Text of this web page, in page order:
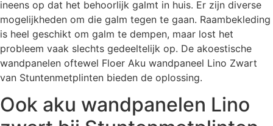
ineens op dat het behoorlijk galmt in huis. Er zijn diverse
mogelijkheden om die galm tegen te gaan. Raambekleding
is heel geschikt om galm te dempen, maar lost het
probleem vaak slechts gedeeltelijk op. De akoestische
wandpanelen oftewel Floer Aku wandpaneel Lino Zwart
van Stuntenmetplinten bieden de oplossing.
Ook aku wandpanelen Lino